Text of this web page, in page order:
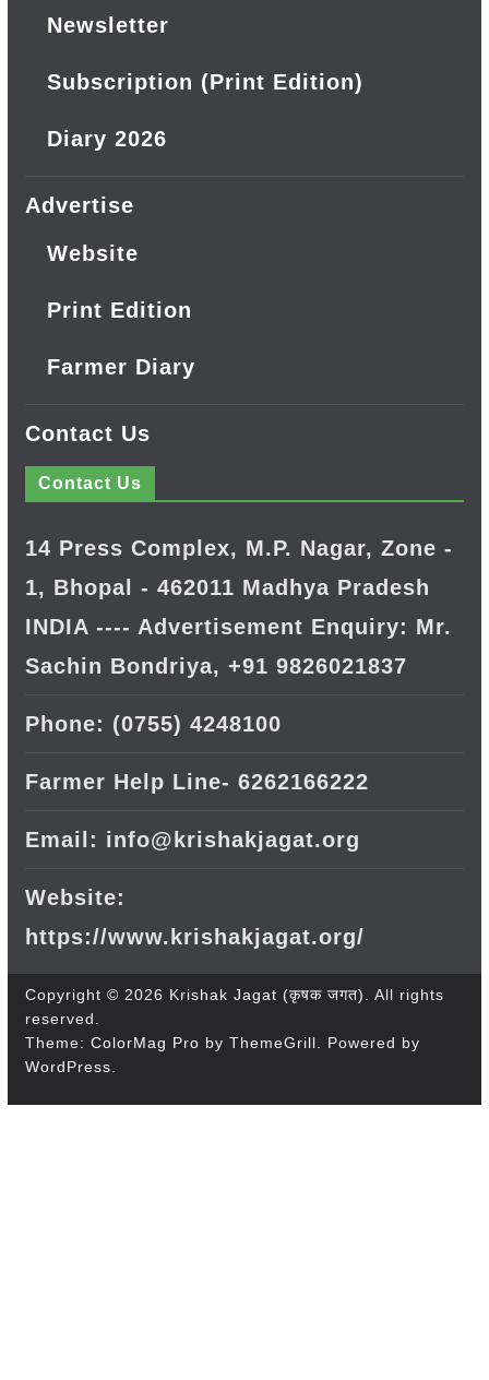
Newsletter
Subscription (Print Edition)
Diary 2026
Advertise
Website
Print Edition
Farmer Diary
Contact Us
Contact Us
14 Press Complex, M.P. Nagar, Zone -
1, Bhopal - 462011 Madhya Pradesh
INDIA ---- Advertisement Enquiry: Mr.
Sachin Bondriya, +91 9826021837
Phone: (0755) 4248100
Farmer Help Line- 6262166222
Email: info@krishakjagat.org
Website:
https://www.krishakjagat.org/
Copyright © 2026 Krishak Jagat (कृषक जगत). All rights
reserved.
Theme: ColorMag Pro by ThemeGrill. Powered by
WordPress.